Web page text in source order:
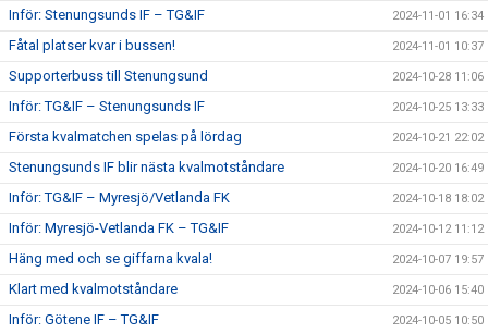
Inför: Stenungsunds IF – TG&IF 2024-11-01 16:34
Fåtal platser kvar i bussen! 2024-11-01 10:37
Supporterbuss till Stenungsund 2024-10-28 11:06
Inför: TG&IF – Stenungsunds IF 2024-10-25 13:33
Första kvalmatchen spelas på lördag 2024-10-21 22:02
Stenungsunds IF blir nästa kvalmotståndare 2024-10-20 16:49
Inför: TG&IF – Myresjö/Vetlanda FK 2024-10-18 18:02
Inför: Myresjö-Vetlanda FK – TG&IF 2024-10-12 11:12
Häng med och se giffarna kvala! 2024-10-07 19:57
Klart med kvalmotståndare 2024-10-06 15:40
Inför: Götene IF – TG&IF 2024-10-05 10:50